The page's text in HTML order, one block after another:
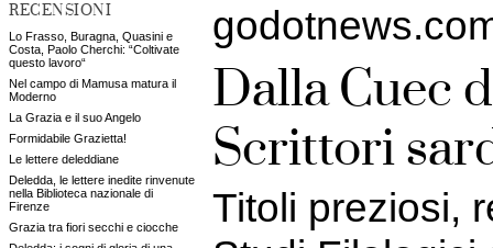
RECENSIONI
Lo Frasso, Buragna, Quasini e
Costa, Paolo Cherchi: “Coltivate
questo lavoro“
Nel campo di Mamusa matura il
Moderno
La Grazia e il suo Angelo
Formidabile Grazietta!
Le lettere deleddiane
Deledda, le lettere inedite rinvenute
nella Biblioteca nazionale di
Firenze
Grazia tra fiori secchi e ciocche
Dalla Cuec
Scrittori
Titoli preziosi,